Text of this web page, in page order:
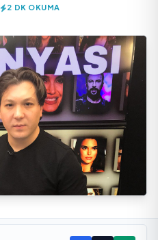
2 DK OKUMA